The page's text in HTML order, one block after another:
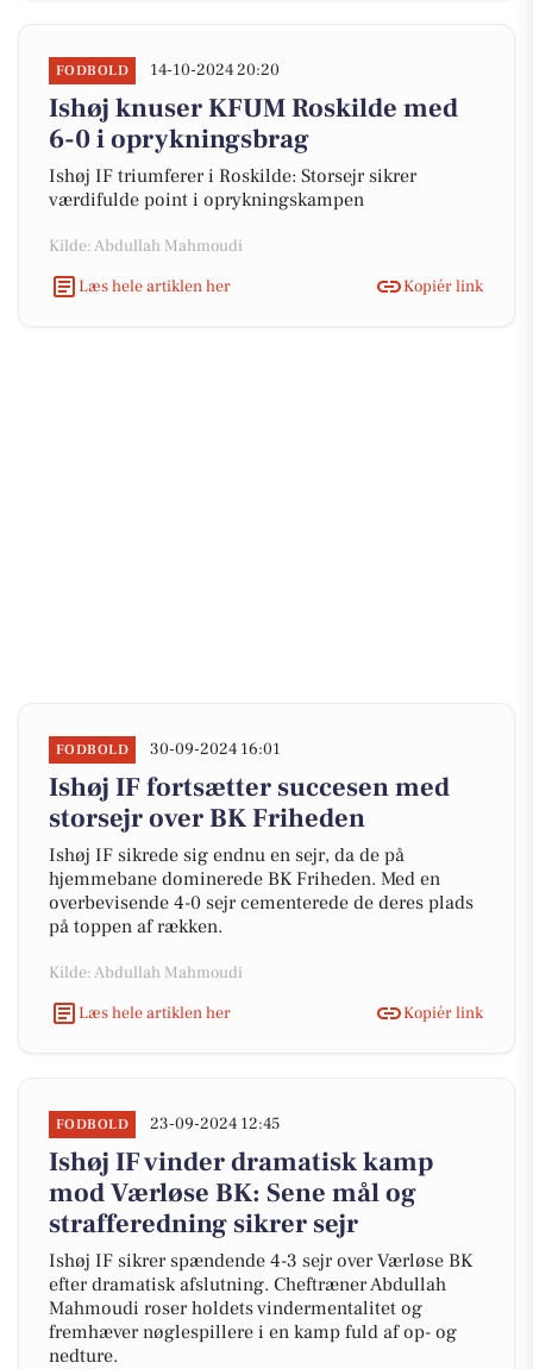
FODBOLD 14-10-2024 20:20
Ishøj knuser KFUM Roskilde med
6-0 i oprykningsbrag
Ishøj IF triumferer i Roskilde: Storsejr sikrer
værdifulde point i oprykningskampen
Kilde: Abdullah Mahmoudi
Læs hele artiklen her
Kopiér link
FODBOLD 30-09-2024 16:01
Ishøj IF fortsætter succesen med
storsejr over BK Friheden
Ishøj IF sikrede sig endnu en sejr, da de på
hjemmebane dominerede BK Friheden. Med en
overbevisende 4-0 sejr cementerede de deres plads
på toppen af rækken.
Kilde: Abdullah Mahmoudi
Læs hele artiklen her
Kopiér link
FODBOLD 23-09-2024 12:45
Ishøj IF vinder dramatisk kamp
mod Værløse BK: Sene mål og
strafferedning sikrer sejr
Ishøj IF sikrer spændende 4-3 sejr over Værløse BK
efter dramatisk afslutning. Cheftræner Abdullah
Mahmoudi roser holdets vindermentalitet og
fremhæver nøglespillere i en kamp fuld af op- og
nedture.